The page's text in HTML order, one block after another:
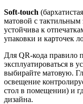
Soft-touch
матовой с
устойчива к
упаковки и карточек
Для QR-кода правило
эксплуатироваться в
выбирайте матовую.
освещение
стол в помещении) и
дизайна.